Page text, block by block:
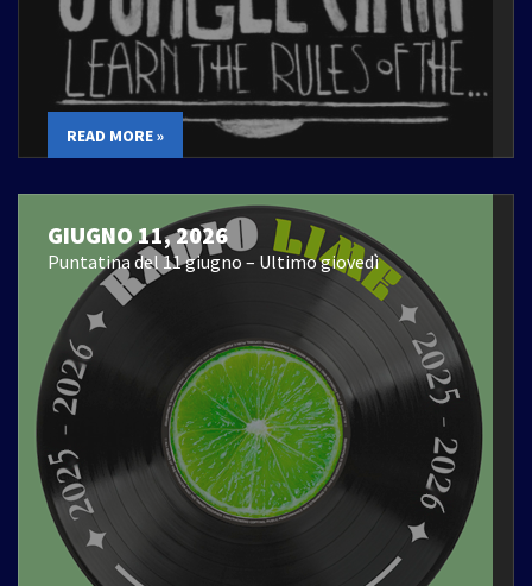
READ MORE »
GIUGNO 11, 2026
Puntatina del 11 giugno – Ultimo giovedì